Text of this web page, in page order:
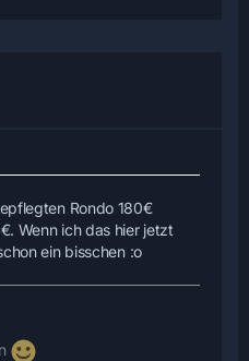
Rondo 180€
Wenn ich das hier jetzt
ein bisschen :o